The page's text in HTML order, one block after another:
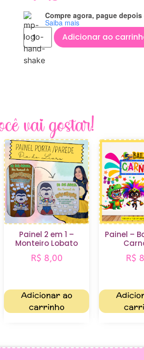
Compre agora, pague depois
Saiba mais
Adicionar ao
vai gostar!
Painel 2 em 1 –
Monteiro Lobato
R$ 8,00
Adicionar ao
carrinho
Painel –
R$